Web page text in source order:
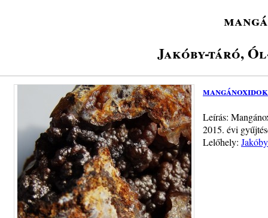
Jakóby-táró,
mangánoxidok
Leírás:
2015. évi
Lelőhely: